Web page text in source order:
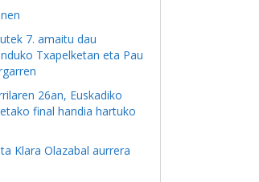
7. amaitu dau
Txapelketan eta Pau
26an, Euskadiko
final handia hartuko
Klara Olazabal aurrera